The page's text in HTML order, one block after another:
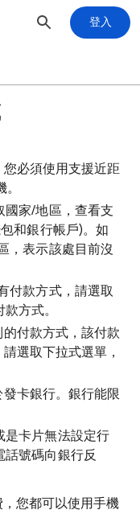
登入
必須使用支援近距
國家/地區，查看支
和銀行帳戶)。如
，表示該處目前沒
付款方式，請選取
方式。
付款方式，該付款
選取下拉式選單，
卡銀行。銀行能限
是卡片無法設定行
話號碼向銀行反
您都可以使用手機